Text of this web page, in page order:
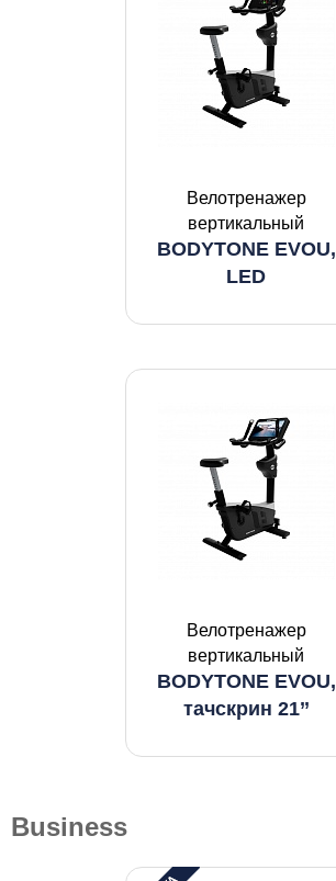
Велотренажер
вертикальный
BODYTONE EVOU,
LED
Велотренажер
вертикальный
BODYTONE EVOU,
тачскрин 21’’
Business